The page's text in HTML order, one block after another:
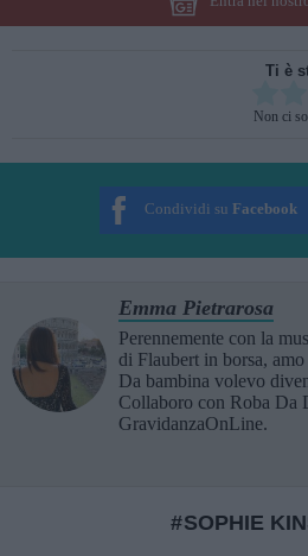
Ti è
Non ci
Condividi su Facebook
Emma Pietrarosa
Perennemente con la
di Flaubert in borsa,
Da bambina volevo
Collaboro con Roba Da
GravidanzaOnLine.
SOPHIE